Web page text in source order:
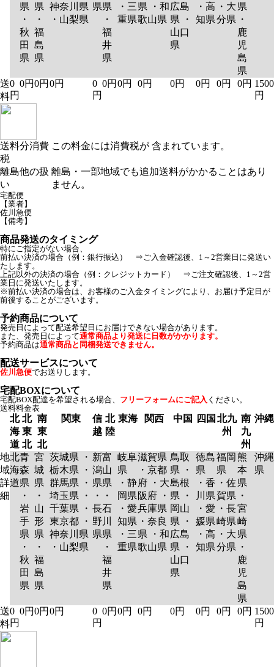
県
・
秋
田
県
県
・
福
島
県
神奈川県
・山梨県
県県
・
福
井
県
・三
重県
県 ・和
歌山県
広島
県 ・
山口
県
・高
知県
・大
分県
県
・
鹿
児
島
県
送
料
0
円
0円0円 0円
0
円
0円 0円 0円 0円 0円 0円 0円 1500
円
送料分消費
税
この料金には消費税が 含まれています。
離島他の扱
い
離島・一部地域でも追加送料がかかることはあり
ません。
宅配便
【業者】
佐川急便
【備考】
商品発送のタイミング
特にご指定がない場合、
前払い決済の場合（例：銀行振込） ⇒ご入金確認後、1～2営業日に発送い
たします。
上記以外の決済の場合（例：クレジットカード） ⇒ご注文確認後、1～2営
業日に発送いたします。
※前払い決済の場合は、お客様のご入金タイミングにより、お届け予定日が
前後することがございます。
予約商品について
発売日によって配送希望日にお届けできない場合があります。
また、発売日によって通常商品より発送に日数がかかります。
予約商品は通常商品と同梱発送できません。
配送サービスについて
佐川急便でお送りします。
宅配BOXについて
宅配BOX配達を希望される場合、 フリーフォームにご記入 ください。
送料料金表
北
海
道
北
東
北
南
東
北
関東
信
越
北
陸
東海 関西 中国 四国 北九
州
南
九
州
沖縄
地
域
詳
細
北
海
道
青
森
県
・
岩
手
県
・
秋
田
県
宮
城
県
・
山
形
県
・
福
島
県
茨城県 ・
栃木県 ・
群馬県 ・
埼玉県 ・
千葉県 ・
東京都 ・
神奈川県
・山梨県
新
潟
県
・
長
野
県
富
山
県
・
石
川
県
・
福
井
県
岐阜
県
・静
岡県
・愛
知県
・三
重県
滋賀県
・京都
府 ・大
阪府 ・
兵庫県
・奈良
県 ・和
歌山県
鳥取
県 ・
島根
県 ・
岡山
県 ・
広島
県 ・
山口
県
徳島
県
・香
川県
・愛
媛県
・高
知県
福岡
県
・佐
賀県
・長
崎県
・大
分県
熊
本
県
・
宮
崎
県
・
鹿
児
島
県
沖縄
県
送
料
0
円
0円0円 0円
0
円
0円 0円 0円 0円 0円 0円 0円 1500
円